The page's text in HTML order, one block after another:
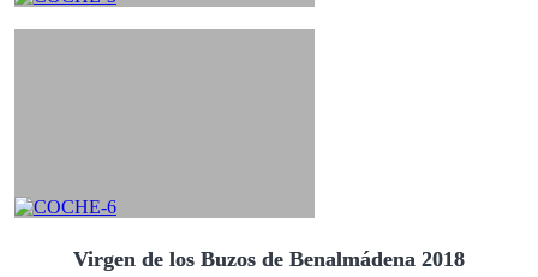
Virgen de los Buzos de Benalmádena 2018